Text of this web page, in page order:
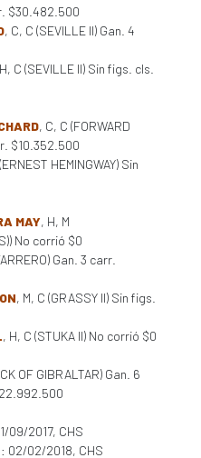
$30.482.500
, C, C (SEVILLE II) Gan. 4
C (SEVILLE II) Sin figs. cls.
, C, C (FORWARD
$10.352.500
HEMINGWAY) Sin
MAY, H, M
No corrió $0
Gan. 3 carr.
, M, C (GRASSY II) Sin figs.
, H, C (STUKA II) No corrió $0
OF GIBRALTAR) Gan. 6
09/2017, CHS
02/02/2018, CHS